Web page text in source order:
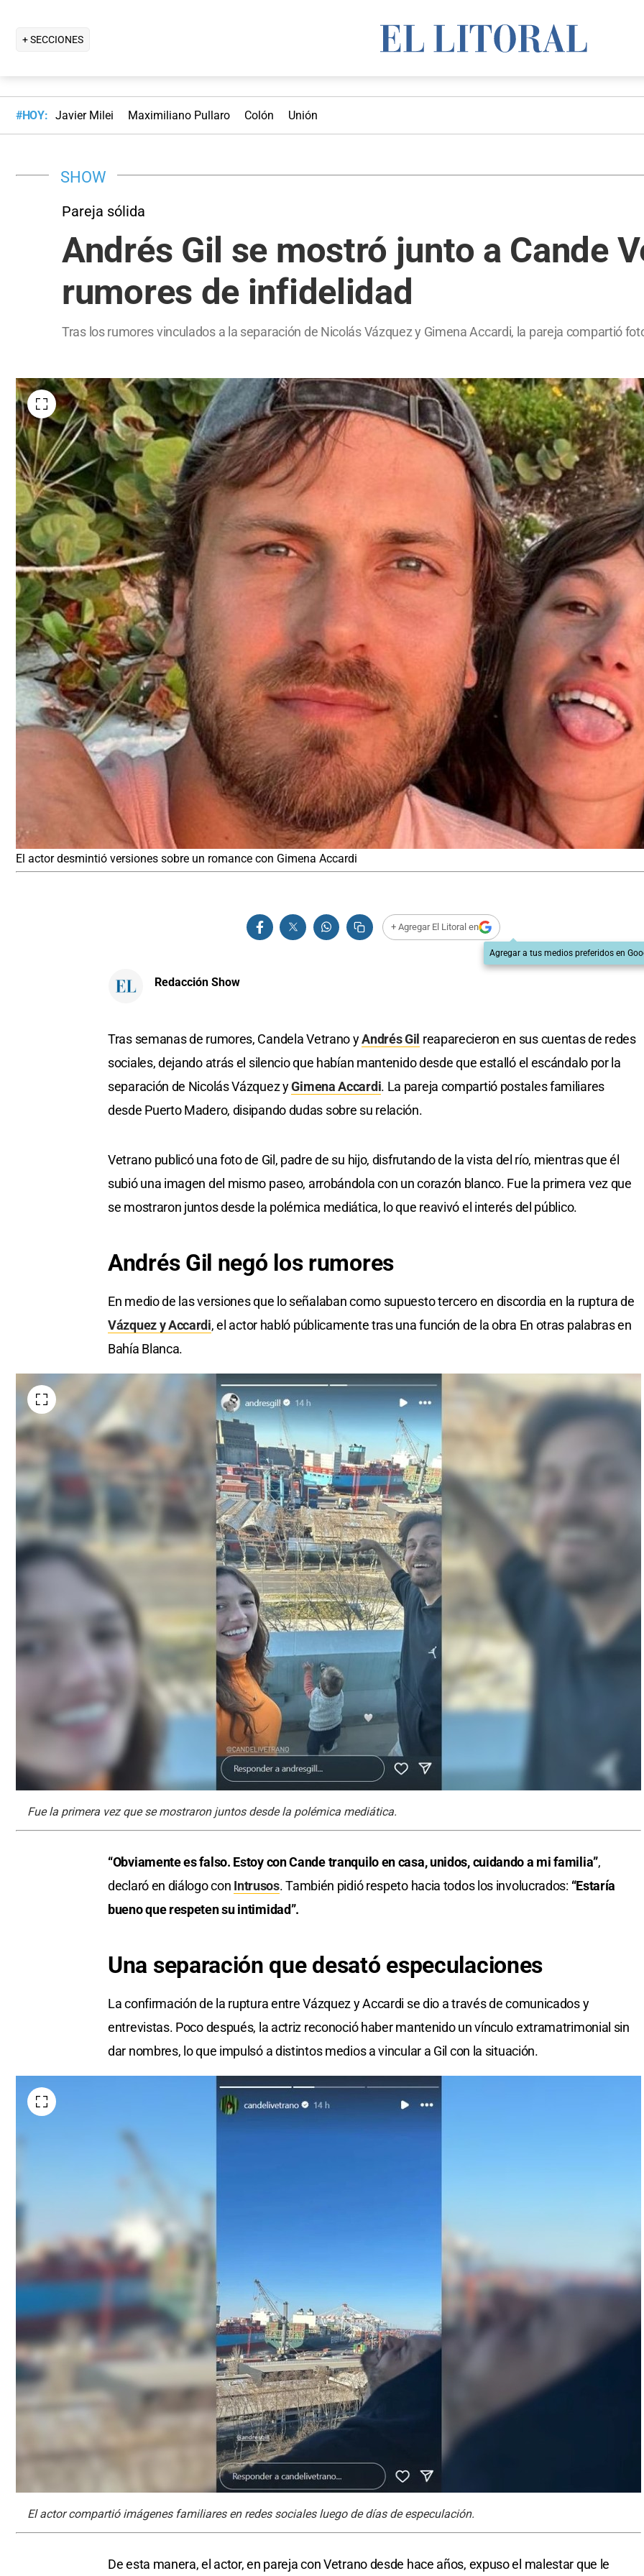
+ SECCIONES
#HOY: Javier Milei Maximiliano Pullaro Colón Unión
SHOW
Pareja sólida
Andrés Gil se mostró junto a Cande
rumores de infidelidad
Tras los rumores vinculados a la separación de Nicolás Vázquez y Gimena Accardi, la pareja compartió
El actor desmintió versiones sobre un romance con Gimena Accardi
+ Agregar El Litoral en
Agregar a tus medios preferidos en
Redacción Show
Tras semanas de rumores, Candela Vetrano yAndrés Gil reaparecieron en sus cuentas de redes
sociales, dejando atrás el silencio que habían mantenido desde que estalló el escándalo por la
separación de Nicolás Vázquez yGimena Accardi. La pareja compartió postales familiares
desde Puerto Madero, disipando dudas sobre su relación.
Vetrano publicó una foto de Gil, padre de su hijo, disfrutando de la vista del río, mientras que él
subió una imagen del mismo paseo, arrobándola con un corazón blanco. Fue la primera vez que
se mostraron juntos desde la polémica mediática, lo que reavivó el interés del público.
Andrés Gil negó los rumores
En medio de las versiones que lo señalaban como supuesto tercero en discordia en la ruptura de
Vázquez y Accardi, el actor habló públicamente tras una función de la obra En otras palabras en
Bahía Blanca.
Fue la primera vez que se mostraron juntos desde la polémica mediática.
“Obviamente es falso. Estoy con Cande tranquilo en casa, unidos, cuidando a mi familia”,
declaró en diálogo con Intrusos. También pidió respeto hacia todos los involucrados: “Estaría
bueno que respeten su intimidad”.
Una separación que desató especulaciones
La confirmación de la ruptura entre Vázquez y Accardi se dio a través de comunicados y
entrevistas. Poco después, la actriz reconoció haber mantenido un vínculo extramatrimonial sin
dar nombres, lo que impulsó a distintos medios a vincular a Gil con la situación.
El actor compartió imágenes familiares en redes sociales luego de días de especulación.
De esta manera, el actor, en pareja con Vetrano desde hace años, expuso el malestar que le